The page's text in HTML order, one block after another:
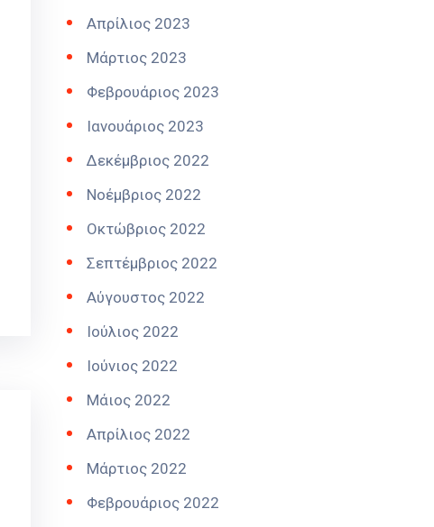
Απρίλιος 2023
Μάρτιος 2023
Φεβρουάριος 2023
Ιανουάριος 2023
Δεκέμβριος 2022
Νοέμβριος 2022
Οκτώβριος 2022
Σεπτέμβριος 2022
Αύγουστος 2022
Ιούλιος 2022
Ιούνιος 2022
Μάιος 2022
Απρίλιος 2022
Μάρτιος 2022
Φεβρουάριος 2022